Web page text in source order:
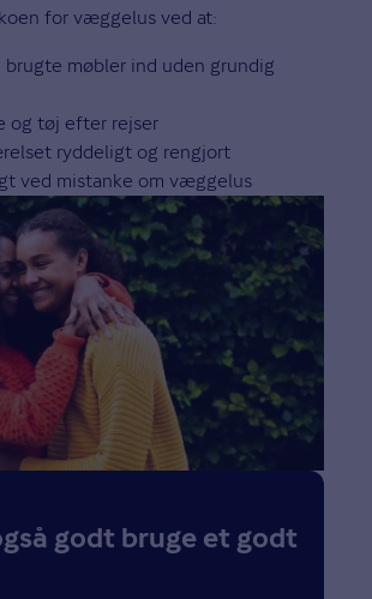
for væggelus ved at:
brugte møbler ind uden grundig
og tøj efter rejser
ryddeligt og rengjort
ved mistanke om væggelus
godt bruge et godt